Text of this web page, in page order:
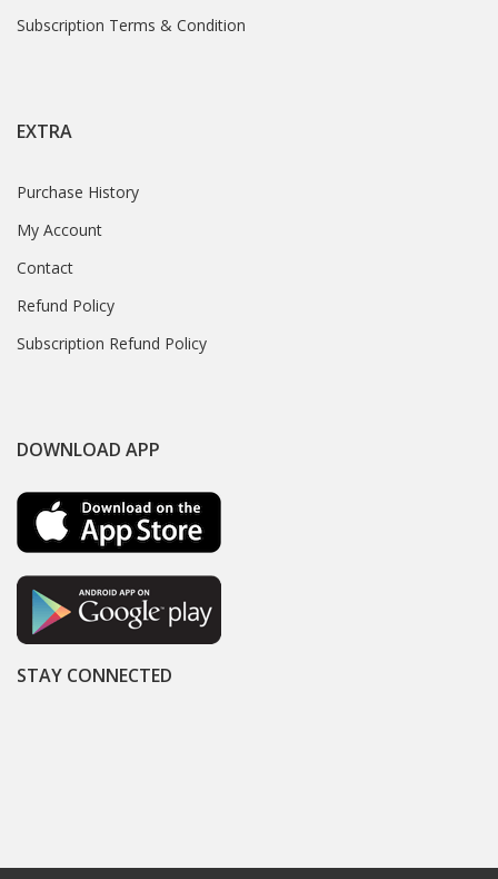
Subscription Terms & Condition
EXTRA
Purchase History
My Account
Contact
Refund Policy
Subscription Refund Policy
DOWNLOAD APP
STAY CONNECTED